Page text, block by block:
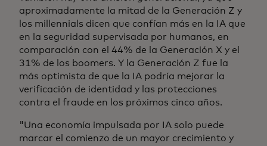
aproximadamente la mitad de la Generación Z y
los millennials dicen que confían más en la IA que
en la seguridad supervisada por humanos, en
comparación con el 44% de la Generación X y el
31% de los boomers. Y la Generación Z fue la
más optimista de que la IA podría mejorar la
verificación de identidad y las protecciones
contra el fraude en los próximos cinco años.
"Una economía impulsada por IA solo puede
marcar el comienzo de un mayor crecimiento y